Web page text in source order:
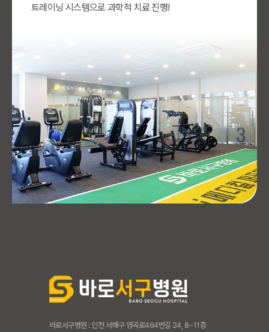
트레이닝 시스템으로 과학적 치료 진행!
바로서구병원 : 인천 서해구 염곡로464번길 24, 8~11층